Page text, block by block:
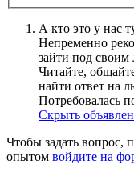
А кто это у нас
Непременно
зайти под своим
Читайте,
найти ответ на
Потребовалась
Скрыть
Чтобы задать вопрос,
опытом войдите на